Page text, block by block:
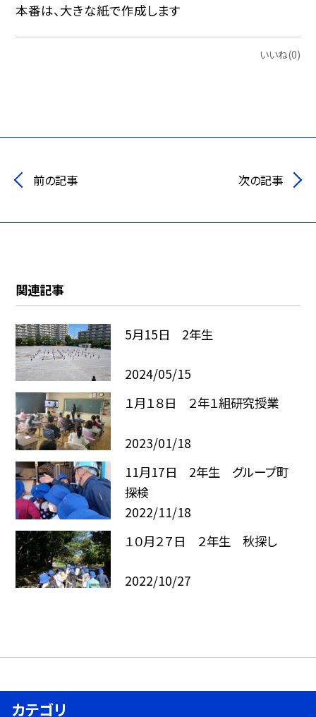
本番は、大きな紙で作成します
いいね(0)
前の記事 次の記事
関連記事
5月15日 2年生
2024/05/15
１月１８日 ２年１組研究授業
2023/01/18
11月17日 2年生 グループ町
探検
2022/11/18
１０月２７日 ２年生 秋探し
2022/10/27
カテゴリ